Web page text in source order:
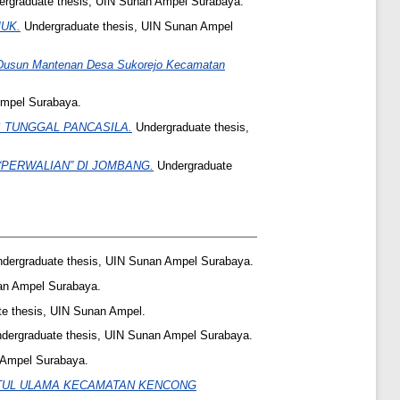
Undergraduate thesis, UIN Sunan Ampel
Mantenan Desa Sukorejo Kecamatan
Surabaya.
PANCASILA. Undergraduate thesis,
DI JOMBANG. Undergraduate
thesis, UIN Sunan Ampel Surabaya.
Ampel Surabaya.
thesis, UIN Sunan Ampel.
thesis, UIN Sunan Ampel Surabaya.
Surabaya.
ULAMA KECAMATAN KENCONG